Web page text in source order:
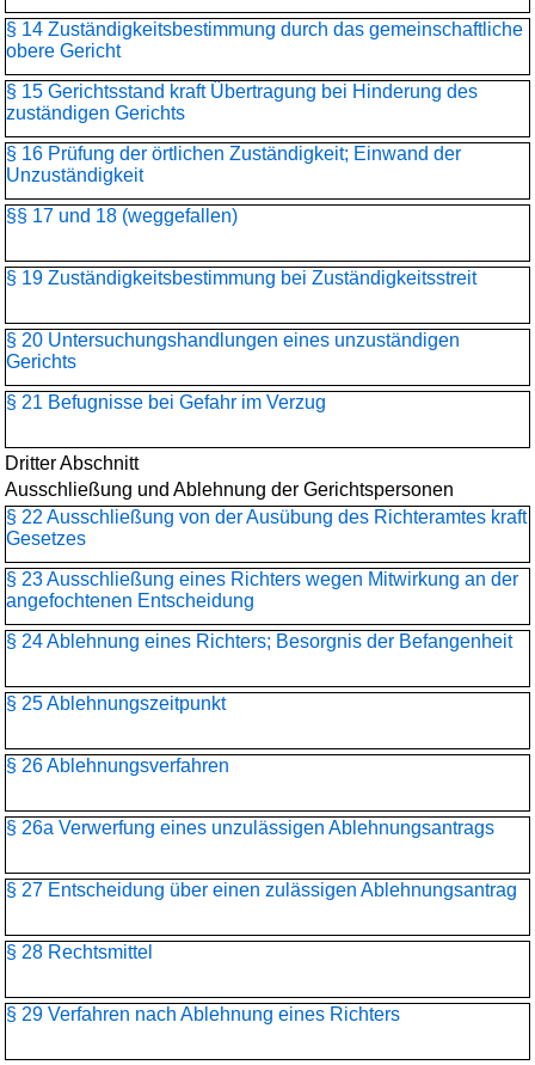
§ 14 Zuständigkeitsbestimmung durch das gemeinschaftliche
obere Gericht
§ 15 Gerichtsstand kraft Übertragung bei Hinderung des
zuständigen Gerichts
§ 16 Prüfung der örtlichen Zuständigkeit; Einwand der
Unzuständigkeit
§§ 17 und 18 (weggefallen)
§ 19 Zuständigkeitsbestimmung bei Zuständigkeitsstreit
§ 20 Untersuchungshandlungen eines unzuständigen
Gerichts
§ 21 Befugnisse bei Gefahr im Verzug
Dritter Abschnitt
Ausschließung und Ablehnung der Gerichtspersonen
§ 22 Ausschließung von der Ausübung des Richteramtes kraft
Gesetzes
§ 23 Ausschließung eines Richters wegen Mitwirkung an der
angefochtenen Entscheidung
§ 24 Ablehnung eines Richters; Besorgnis der Befangenheit
§ 25 Ablehnungszeitpunkt
§ 26 Ablehnungsverfahren
§ 26a Verwerfung eines unzulässigen Ablehnungsantrags
§ 27 Entscheidung über einen zulässigen Ablehnungsantrag
§ 28 Rechtsmittel
§ 29 Verfahren nach Ablehnung eines Richters